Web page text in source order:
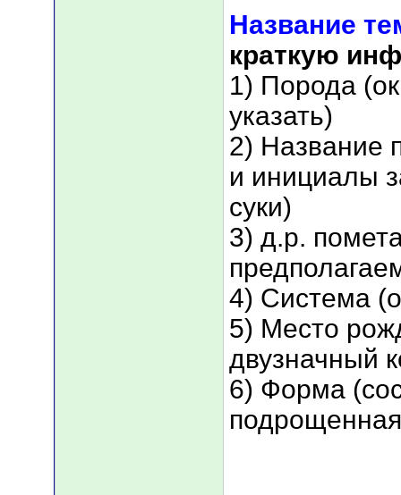
Название
краткую
1) Порода
указать)
2) Название
и инициалы
суки)
3) д.р.
4) Система
5) Место
двузначный
6) Форма